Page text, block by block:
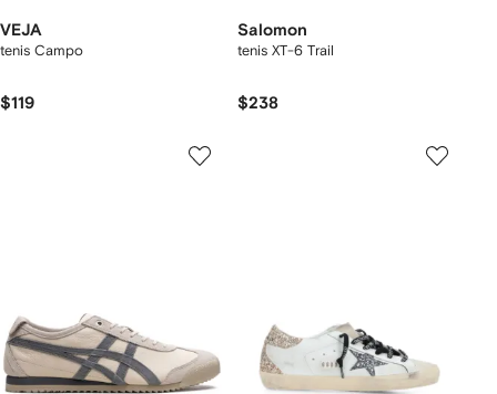
VEJA
tenis Campo
$119
Salomon
tenis XT-6 Trail
$238